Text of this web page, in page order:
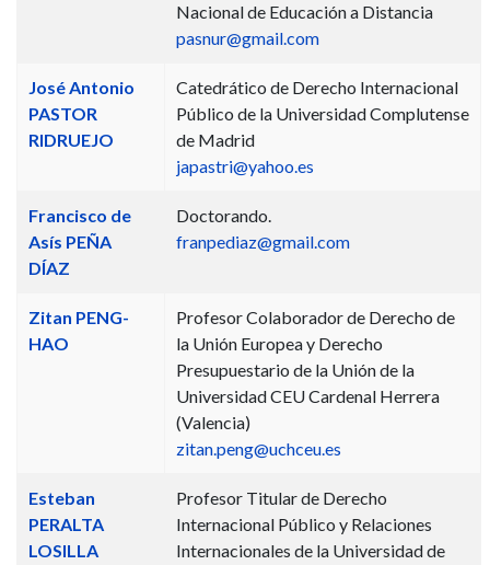
Nacional de Educación a Distancia
pasnur@gmail.com
José Antonio
PASTOR
RIDRUEJO
Catedrático de Derecho Internacional
Público de la Universidad Complutense
de Madrid
japastri@yahoo.es
Francisco de
Asís PEÑA
DÍAZ
Doctorando.
franpediaz@gmail.com
Zitan PENG-
HAO
Profesor Colaborador de Derecho de
la Unión Europea y Derecho
Presupuestario de la Unión de la
Universidad CEU Cardenal Herrera
(Valencia)
zitan.peng@uchceu.es
Esteban
PERALTA
LOSILLA
Profesor Titular de Derecho
Internacional Público y Relaciones
Internacionales de la Universidad de